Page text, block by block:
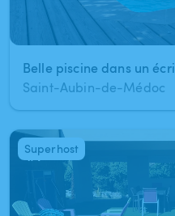
Belle piscine dans un
Saint-Aubin-de-Médoc
1/7
Superhost